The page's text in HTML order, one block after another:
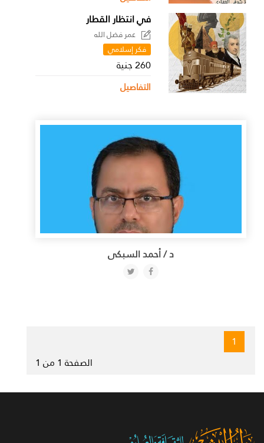
في انتظار القطار
عمر فضل الله
فكر إسلامي
260 جنية
التفاصيل
د / أحمد السبكى
1
الصفحة 1 من 1